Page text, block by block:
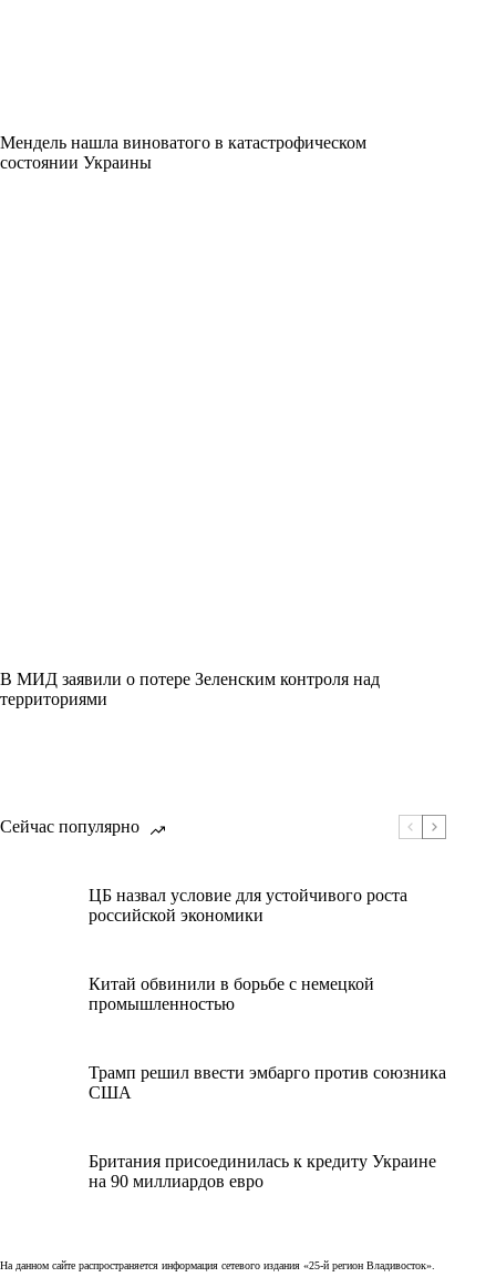
Мендель нашла виноватого в катастрофическом
состоянии Украины
В МИД заявили о потере Зеленским контроля над
территориями
Сейчас популярно
ЦБ назвал условие для устойчивого роста
российской экономики
Китай обвинили в борьбе с немецкой
промышленностью
Трамп решил ввести эмбарго против союзника
США
Британия присоединилась к кредиту Украине
на 90 миллиардов евро
На данном сайте распространяется информация сетевого издания «25-й регион Владивосток».